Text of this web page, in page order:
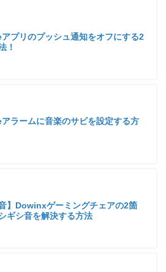
プリのプッシュ通知をオフにする2
！
ラームに音楽のサビを設定する方
音】Dowinxゲーミングチェアの2箇
ギシ音を解決する方法